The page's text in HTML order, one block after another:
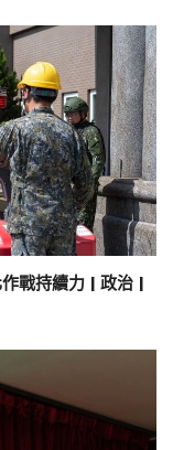
戰持續力 | 政治 |